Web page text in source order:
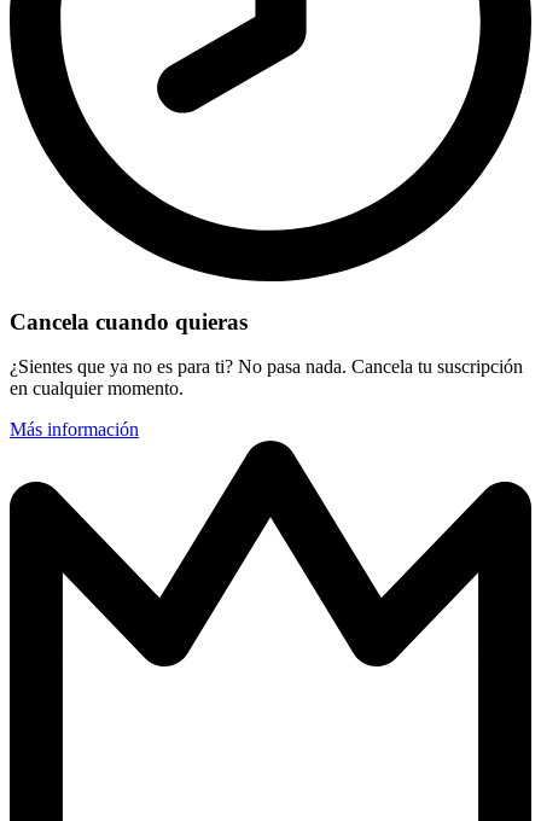
Cancela cuando quieras
¿Sientes que ya no es para ti? No pasa nada. Cancela tu suscripción
en cualquier momento.
Más información